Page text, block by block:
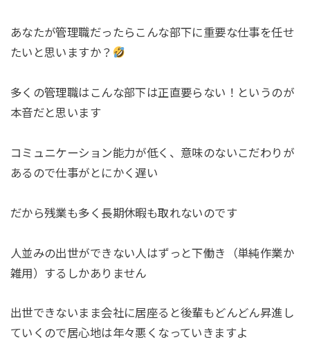
あなたが管理職だったらこんな部下に重要な仕事を任せ
たいと思いますか？
多くの管理職はこんな部下は正直要らない！というのが
本音だと思います
コミュニケーション能力が低く、意味のないこだわりが
あるので仕事がとにかく遅い
だから残業も多く長期休暇も取れないのです
人並みの出世ができない人はずっと下働き（単純作業か
雑用）するしかありません
出世できないまま会社に居座ると後輩もどんどん昇進し
ていくので居心地は年々悪くなっていきますよ